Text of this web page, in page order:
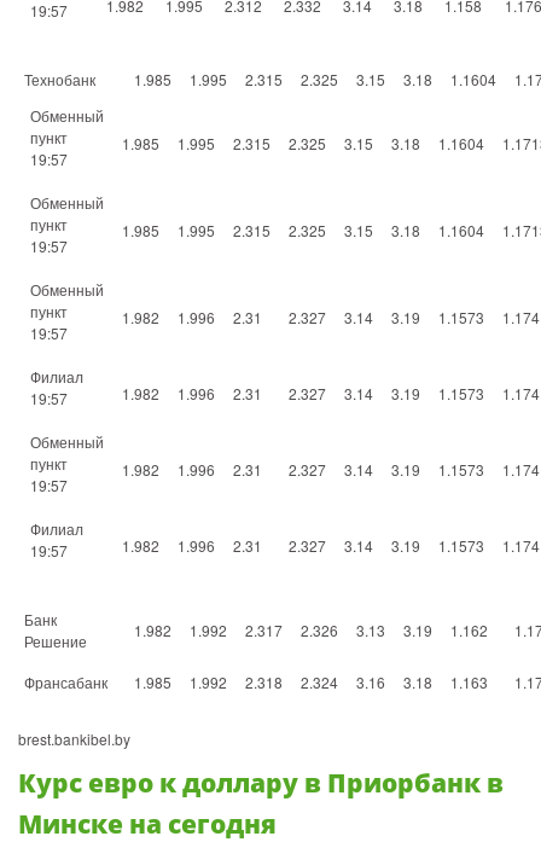
19:57
1.982 1.995 2.312 2.332 3.14 3.18 1.158 1.176
Технобанк 1.985 1.995 2.315 2.325 3.15 3.18 1.1604
Обменный
пункт
19:57
1.985 1.995 2.315 2.325 3.15 3.18 1.1604
Обменный
пункт
19:57
1.985 1.995 2.315 2.325 3.15 3.18 1.1604
Обменный
пункт
19:57
1.982 1.996 2.31 2.327 3.14 3.19 1.1573
Филиал
19:57
1.982 1.996 2.31 2.327 3.14 3.19 1.1573
Обменный
пункт
19:57
1.982 1.996 2.31 2.327 3.14 3.19 1.1573
Филиал
19:57
1.982 1.996 2.31 2.327 3.14 3.19 1.1573
Банк
Решение
1.982 1.992 2.317 2.326 3.13 3.19 1.162
Франсабанк 1.985 1.992 2.318 2.324 3.16 3.18 1.163
brest.bankibel.by
Курс евро к доллару в Приорбанк в
Минске на сегодня